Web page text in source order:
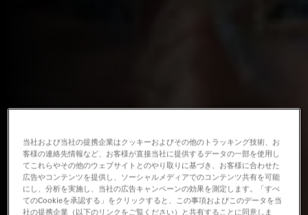
当社および当社の提携企業はクッキーおよびその他のトラッキング技術、お
客様の連絡先情報など、お客様が直接当社に提供するデータの一部を使用し
てこれらやその他のウェブサイトとのやり取りに基づき、お客様に合わせた
広告やコンテンツを提供し、ソーシャルメディアでのコンテンツ共有を可能
にし、分析を実施し、当社の広告キャンペーンの効果を測定します。「すべ
てのCookieを承認する」をクリックすると、この事項およびこのデータを当
社の提携企業（以下のリンクをご覧ください）と共有することに同意しま